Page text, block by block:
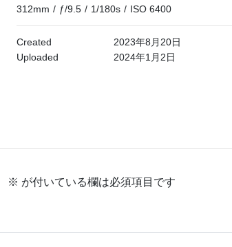
312mm / ƒ/9.5 / 1/180s / ISO 6400
Created
2023年8月20日
Uploaded
2024年1月2日
※ が付いている欄は必須項目です